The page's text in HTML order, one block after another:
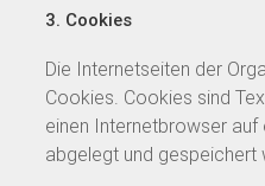
3. Cookies
Die Internetseiten der
Cookies. Cookies sind
einen Internetbrowser
abgelegt und gespeichert